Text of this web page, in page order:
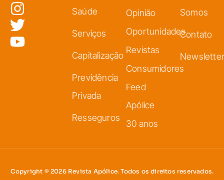
Saúde
Serviços
Capitalização
Previdência
Privada
Resseguros
Opinião
Oportunidades
Revistas
Consumidores
Feed
Apólice
30 anos
Somos
Contato
Newsletter
Copyright © 2026 Revista Apólice. Todos os direitos reservados.